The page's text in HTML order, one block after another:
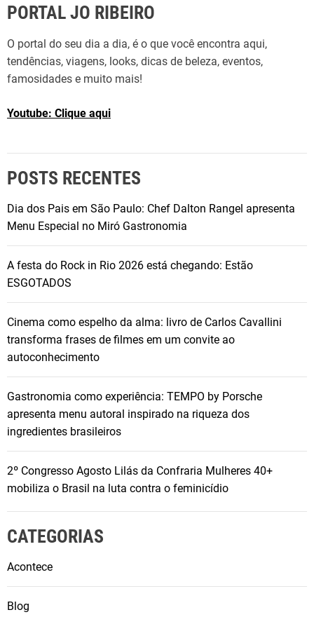
PORTAL JO RIBEIRO
O portal do seu dia a dia, é o que você encontra aqui,
tendências, viagens, looks, dicas de beleza, eventos,
famosidades e muito mais!
Youtube: Clique aqui
POSTS RECENTES
Dia dos Pais em São Paulo: Chef Dalton Rangel apresenta
Menu Especial no Miró Gastronomia
A festa do Rock in Rio 2026 está chegando: Estão
ESGOTADOS
Cinema como espelho da alma: livro de Carlos Cavallini
transforma frases de filmes em um convite ao
autoconhecimento
Gastronomia como experiência: TEMPO by Porsche
apresenta menu autoral inspirado na riqueza dos
ingredientes brasileiros
2º Congresso Agosto Lilás da Confraria Mulheres 40+
mobiliza o Brasil na luta contra o feminicídio
CATEGORIAS
Acontece
Blog